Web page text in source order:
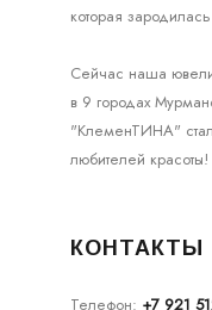
которая
Сейчас наша
в 9 городах
"КлеменТИНА"
любителей красоты!
КОНТАКТЫ
Телефон: +7 921